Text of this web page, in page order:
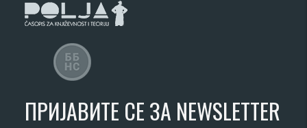
ПРИЈАВИТЕ СЕ ЗА NEWSLETTER